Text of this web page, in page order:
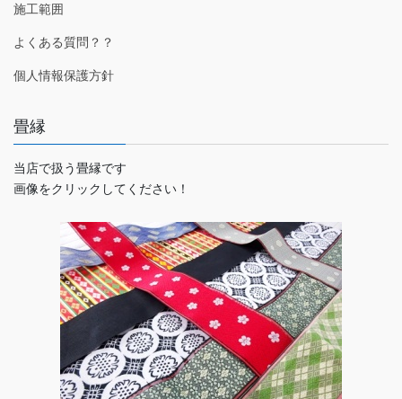
施工範囲
よくある質問？？
個人情報保護方針
畳縁
当店で扱う畳縁です
画像をクリックしてください！